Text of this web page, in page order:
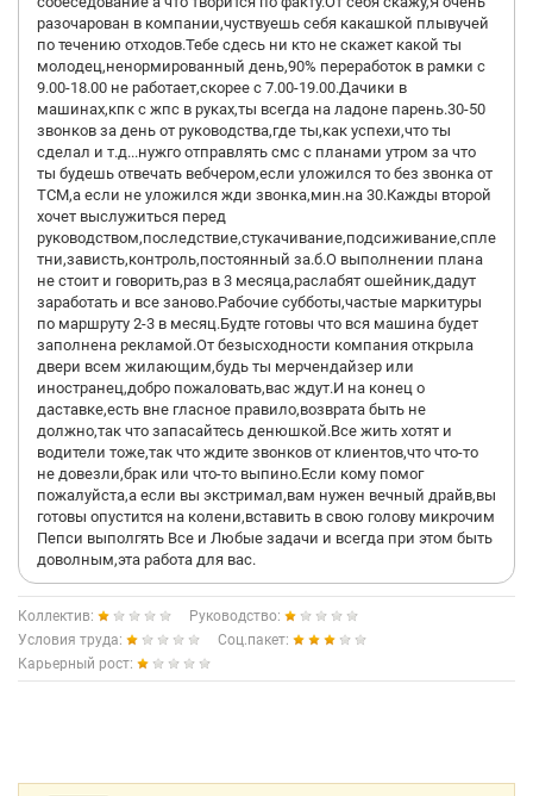
разочарован в компании,чуствуешь себя какашкой плывучей
по течению отходов.Тебе сдесь ни кто не скажет какой ты
молодец,ненормированный день,90% переработок в рамки с
9.00-18.00 не работает,скорее с 7.00-19.00.Дачики в
машинах,кпк с жпс в руках,ты всегда на ладоне парень.30-50
звонков за день от руководства,где ты,как успехи,что ты
сделал и т.д...нужго отправлять смс с планами утром за что
ты будешь отвечать вебчером,если уложился то без звонка от
ТСМ,а если не уложился жди звонка,мин.на 30.Кажды второй
хочет выслужиться перед
руководством,последствие,стукачивание,подсиживание,спле
тни,зависть,контроль,постоянный за.б.О выполнении плана
не стоит и говорить,раз в 3 месяца,раслабят ошейник,дадут
заработать и все заново.Рабочие субботы,частые маркитуры
по маршруту 2-3 в месяц.Будте готовы что вся машина будет
заполнена рекламой.От безысходности компания открыла
двери всем жилающим,будь ты мерчендайзер или
иностранец,добро пожаловать,вас ждут.И на конец о
даставке,есть вне гласное правило,возврата быть не
должно,так что запасайтесь денюшкой.Все жить хотят и
водители тоже,так что ждите звонков от клиентов,что что-то
не довезли,брак или что-то выпино.Если кому помог
пожалуйста,а если вы экстримал,вам нужен вечный драйв,вы
готовы опустится на колени,вставить в свою голову микрочим
Пепси выполгять Все и Любые задачи и всегда при этом быть
доволным,эта работа для вас.
Коллектив:
Руководство:
Условия труда:
Соц.пакет:
Карьерный рост: